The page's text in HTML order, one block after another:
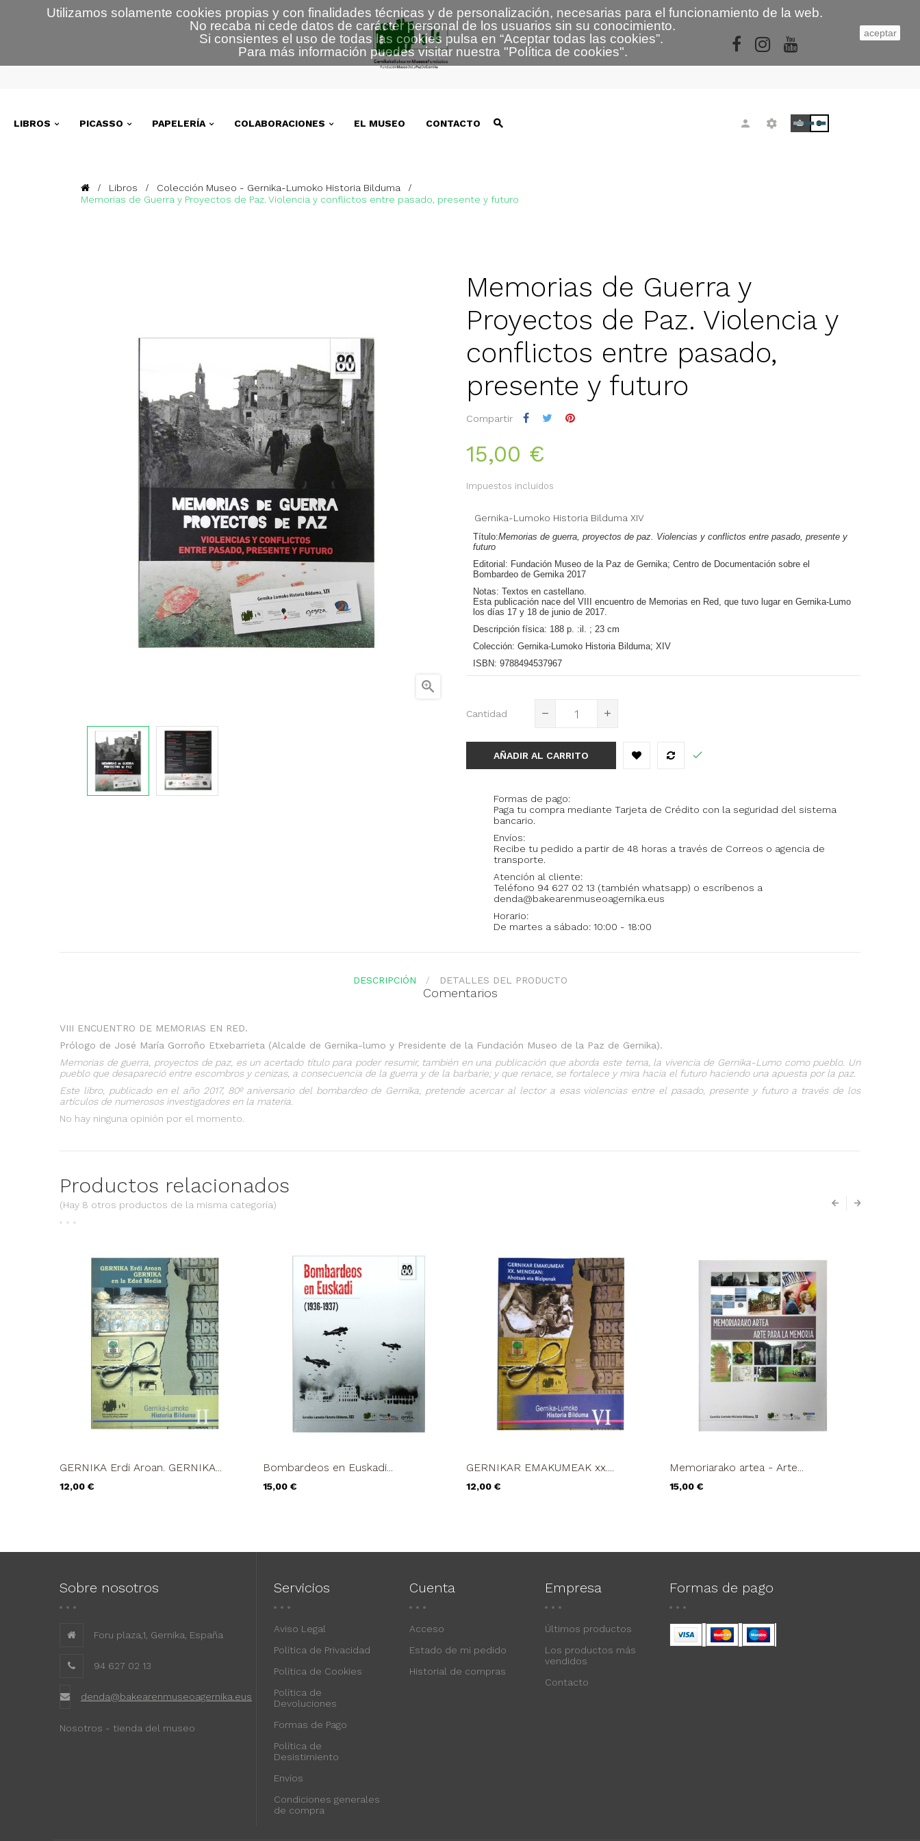
LIBROS PICASSO PAPELERÍA COLABORACIONES EL MUSEO CONTACTO 0
Libros
Colección Museo - Gernika-Lumoko Historia Bilduma
Memorias de Guerra y Proyectos de Paz. Violencia y conflictos entre pasado, presente y futuro

Memorias de Guerra y
Proyectos de Paz. Violencia y
conflictos entre pasado,
presente y futuro
Compartir
15,00 €
Impuestos incluidos
Gernika-Lumoko Historia Bilduma XIV
Título:Memorias de guerra, proyectos de paz. Violencias y conflictos entre pasado, presente y
futuro
Editorial: Fundación Museo de la Paz de Gernika; Centro de Documentación sobre el
Bombardeo de Gernika 2017
Notas: Textos en castellano.
Esta publicación nace del VIII encuentro de Memorias en Red, que tuvo lugar en Gernika-Lumo
los días 17 y 18 de junio de 2017.
Descripción física: 188 p. :il. ; 23 cm
Colección: Gernika-Lumoko Historia Bilduma; XIV
ISBN: 9788494537967
Cantidad
AÑADIR AL CARRITO
Formas de pago:
Paga tu compra mediante Tarjeta de Crédito con la seguridad del sistema
bancario.
Envíos:
Recibe tu pedido a partir de 48 horas a través de Correos o agencia de
transporte.
Atención al cliente:
Teléfono 94 627 02 13 (también whatsapp) o escríbenos a
denda@bakearenmuseoagernika.eus
Horario:
De martes a sábado: 10:00 - 18:00
DESCRIPCIÓN DETALLES DEL PRODUCTO
Comentarios
VIII ENCUENTRO DE MEMORIAS EN RED.
Prólogo de José María Gorroño Etxebarrieta (Alcalde de Gernika-lumo y Presidente de la Fundación Museo de la Paz de Gernika).
Memorias de guerra, proyectos de paz, es un acertado título para poder resumir, también en una publicación que aborda este tema, la vivencia de Gernika-Lumo como pueblo. Un
pueblo que desapareció entre escombros y cenizas, a consecuencia de la guerra y de la barbarie; y que renace, se fortalece y mira hacia el futuro haciendo una apuesta por la paz.
Este libro, publicado en el año 2017, 80º aniversario del bombardeo de Gernika, pretende acercar al lector a esas violencias entre el pasado, presente y futuro a través de los
artículos de numerosos investigadores en la materia.
No hay ninguna opinión por el momento.
Productos relacionados
(Hay 8 otros productos de la misma categoría)
GERNIKA Erdi Aroan. GERNIKA...
Precio
12,00 €
Bombardeos en Euskadi...
Precio
15,00 €
GERNIKAR EMAKUMEAK xx....
Precio
12,00 €
Memoriarako artea - Arte...
Precio
15,00 €
Sobre nosotros
Foru plaza,1, Gernika, España
94 627 02 13
denda@bakearenmuseoagernika.eus
Nosotros - tienda del museo
Servicios
Aviso Legal
Política de Privacidad
Política de Cookies
Política de
Devoluciones
Formas de Pago
Política de
Desistimiento
Envíos
Condiciones generales
de compra
Cuenta
Acceso
Estado de mi pedido
Historial de compras
Empresa
Últimos productos
Los productos más
vendidos
Contacto
Formas de pago
Utilizamos solamente cookies propias y con finalidades técnicas y de personalización, necesarias para el funcionamiento de la web.
No recaba ni cede datos de carácter personal de los usuarios sin su conocimiento.
Si consientes el uso de todas las cookies pulsa en “Aceptar todas las cookies”.
Para más información puedes visitar nuestra "Política de cookies".
aceptar